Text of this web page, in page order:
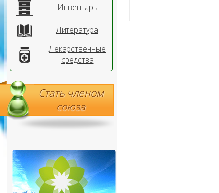
Инвентарь
Литература
Лекарственные
средства
Стать членом
союза